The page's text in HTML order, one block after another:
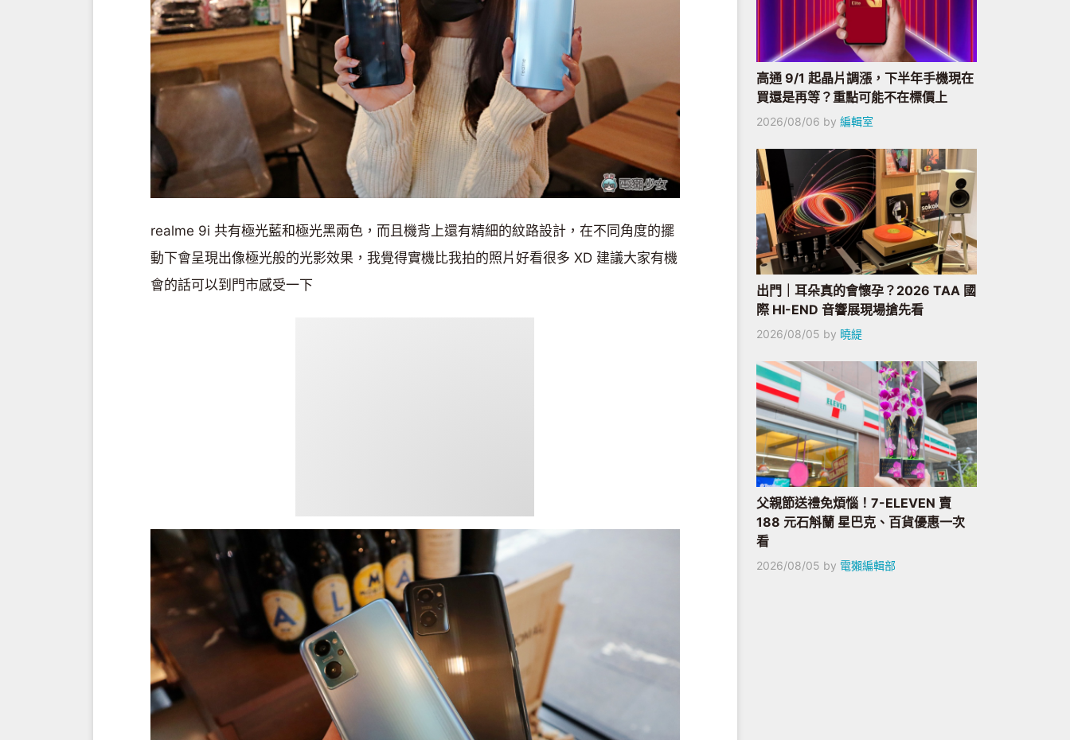
realme 9i 共有極光藍和極光黑兩色，而且機背上還有精細的紋路設計，在不同角度的擺
動下會呈現出像極光般的光影效果，我覺得實機比我拍的照片好看很多 XD 建議大家有機
會的話可以到門市感受一下
高通 9/1 起晶片調漲，下半年手機現在
買還是再等？重點可能不在標價上
2026/08/06 by 編輯室
出門｜耳朵真的會懷孕？2026 TAA 國
際 HI-END 音響展現場搶先看
2026/08/05 by 曉緹
父親節送禮免煩惱！7-ELEVEN 賣
188 元石斛蘭 星巴克、百貨優惠一次
看
2026/08/05 by 電獺編輯部